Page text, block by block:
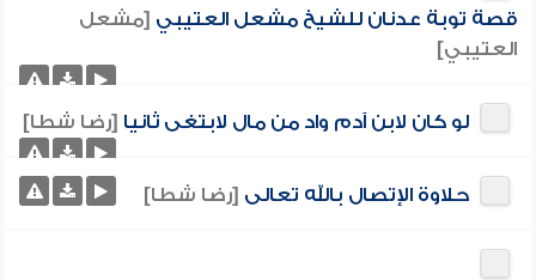
قصة توبة عدنان للشيخ مشعل العتيبي [مشعل
العتيبي]
لو كان لابن آدم واد من مال لابتغى ثانيا [رضا شطا]
حلاوة الإتصال بالله تعالى [رضا شطا]